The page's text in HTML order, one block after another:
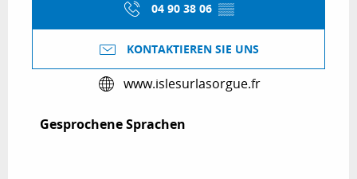
04 90 38 06 ▒▒
KONTAKTIEREN SIE UNS
www.islesurlasorgue.fr
Gesprochene Sprachen
Gesprochene Sprachen